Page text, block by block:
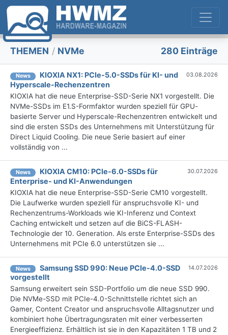
THEMEN / NVMe 280 Einträge
News
KIOXIA NX1: PCIe-5.0-SSDs für KI- und
Hyperscale-Rechenzentren
03.08.2026
KIOXIA hat die neue Enterprise-SSD-Serie NX1 vorgestellt. Die
NVMe-SSDs im E1.S-Formfaktor wurden speziell für GPU-
basierte Server und Hyperscale-Rechenzentren entwickelt und
sind die ersten SSDs des Unternehmens mit Unterstützung für
Direct Liquid Cooling. Die neue Serie basiert auf einer
vollständig von ...
News
KIOXIA CM10: PCIe-6.0-SSDs für
Enterprise- und KI-Anwendungen
30.07.2026
KIOXIA hat die neue Enterprise-SSD-Serie CM10 vorgestellt.
Die Laufwerke wurden speziell für anspruchsvolle KI- und
Rechenzentrums-Workloads wie KI-Inferenz und Context
Caching entwickelt und setzen auf die BiCS-FLASH-
Technologie der 10. Generation. Als erste Enterprise-SSDs des
Unternehmens mit PCIe 6.0 unterstützen sie ...
News
Samsung SSD 990: Neue PCIe-4.0-SSD
vorgestellt
14.07.2026
Samsung erweitert sein SSD-Portfolio um die neue SSD 990.
Die NVMe-SSD mit PCIe-4.0-Schnittstelle richtet sich an
Gamer, Content Creator und anspruchsvolle Alltagsnutzer und
kombiniert hohe Übertragungsraten mit einer verbesserten
Energieeffizienz. Erhältlich ist sie in den Kapazitäten 1 TB und 2